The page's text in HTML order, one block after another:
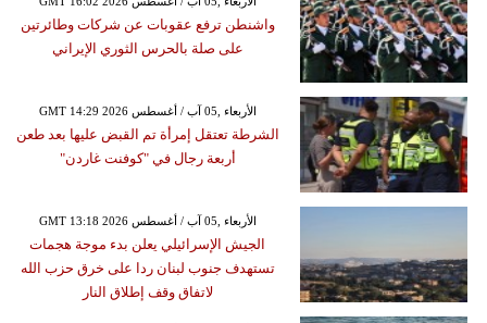
واشنطن ترفع عقوبات عن شركات وطائرتين
على صلة بالحرس الثوري الإيراني
GMT 14:29 2026 الأربعاء ,05 آب / أغسطس
الشرطة تعتقل إمرأة تم القبض عليها بعد طعن
أربعة رجال في "كوفنت غاردن"
GMT 13:18 2026 الأربعاء ,05 آب / أغسطس
الجيش الإسرائيلي يعلن بدء موجة هجمات
تستهدف جنوب لبنان ردا على خرق حزب الله
لاتفاق وقف إطلاق النار